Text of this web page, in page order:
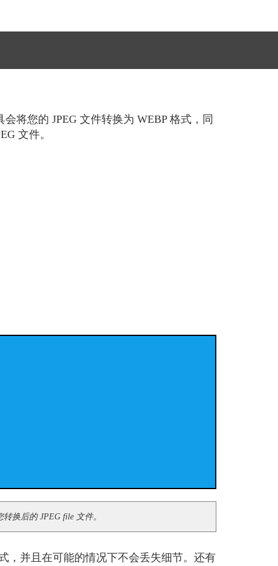
将您的 JPEG 文件转换为 WEBP 格式，同
文件。
换后的 JPEG file 文件。
，并且在可能的情况下不会丢失细节。还有